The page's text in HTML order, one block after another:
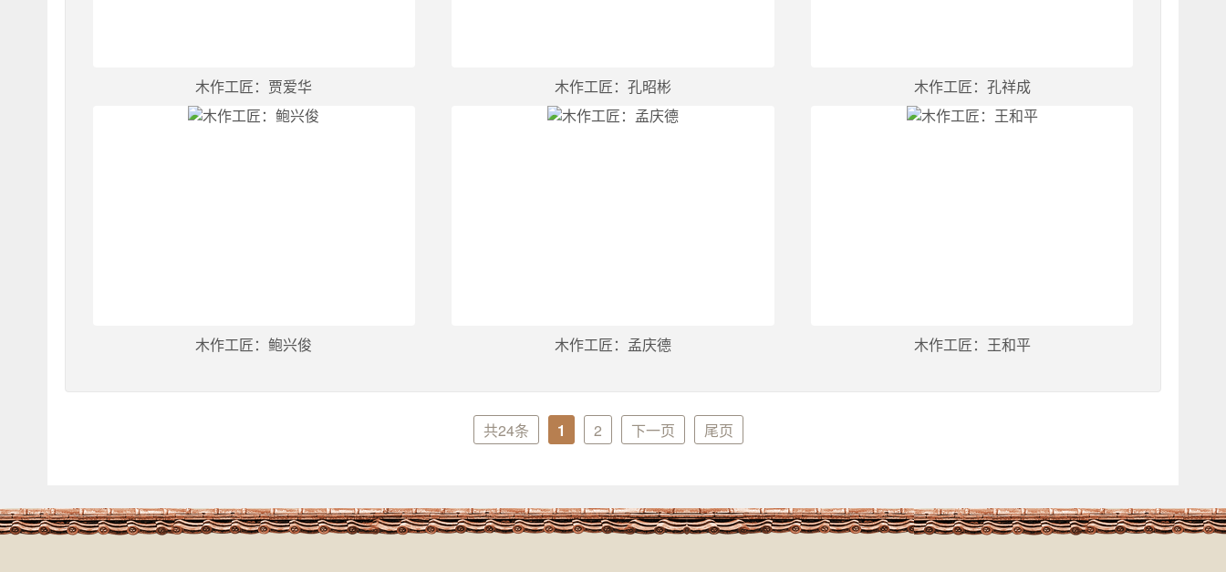
木作工匠：贾爱华 木作工匠：孔昭彬 木作工匠：孔祥成
木作工匠：鲍兴俊 木作工匠：孟庆德 木作工匠：王和平
共24条 1 2 下一页 尾页